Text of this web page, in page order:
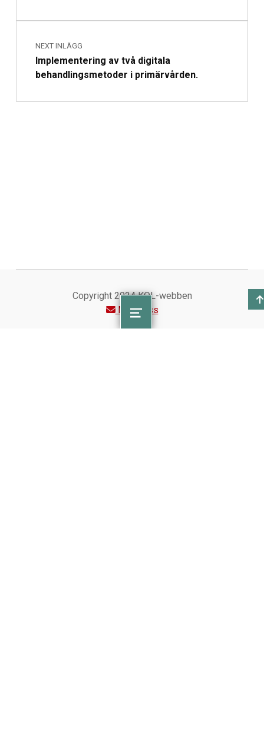
MENU
NEXT INLÄGG
Implementering av två digitala
behandlingsmetoder i primärvården.
Copyright 2024 KOL-webben
Maila oss